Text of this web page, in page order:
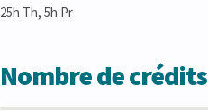
25h Th, 5h Pr
Nombre de crédits